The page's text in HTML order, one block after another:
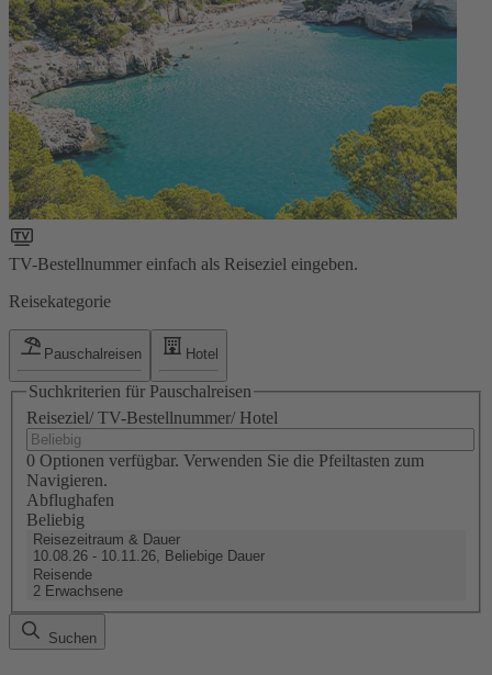
TV-Bestellnummer einfach als Reiseziel eingeben.
Reisekategorie
Pauschalreisen Hotel
Suchkriterien für Pauschalreisen
Reiseziel/ TV-Bestellnummer/ Hotel
0 Optionen verfügbar. Verwenden Sie die Pfeiltasten zum
Navigieren.
Abflughafen
Beliebig
Reisezeitraum & Dauer
10.08.26 - 10.11.26, Beliebige Dauer
Reisende
2 Erwachsene
Suchen